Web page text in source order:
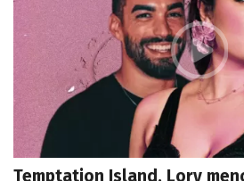
Temptation Island, Lory